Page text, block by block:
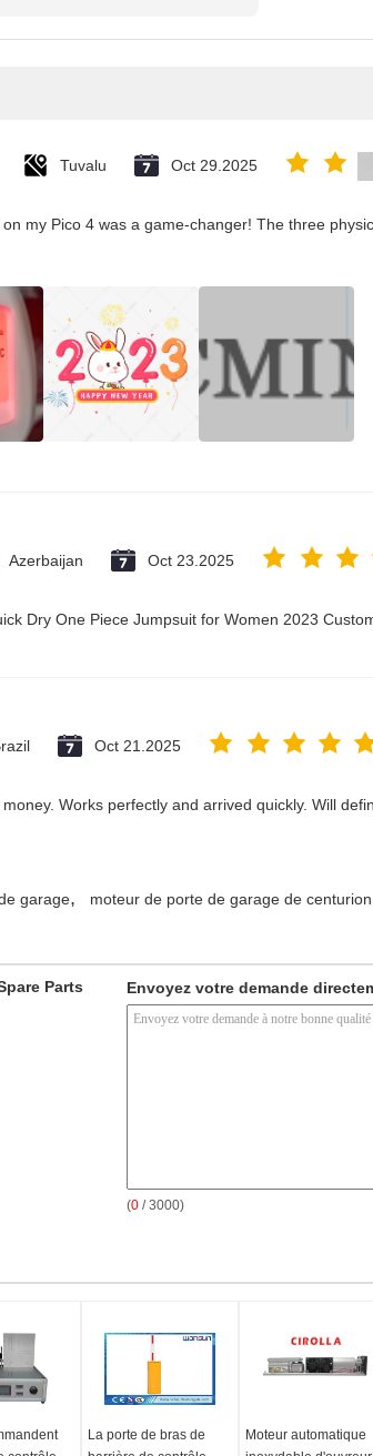
Tuvalu Oct 29.2025
my Pico 4 was a game-changer! The three
Azerbaijan Oct 23.2025
Dry One Piece Jumpsuit for Women 2023
Oct 21.2025
Works perfectly and arrived quickly. Will
garage, moteur de porte de garage de centurion
Parts
Envoyez votre demande
(0 / 3000)
La porte de bras de
Moteur automatique